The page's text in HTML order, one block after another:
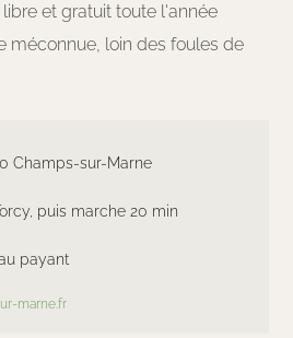
et gratuit toute l'année
méconnue, loin des foules de
Champs-sur-Marne
puis marche 20 min
payant
marne.fr